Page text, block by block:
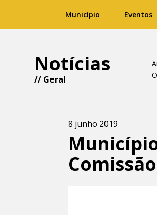
Município Eventos
Notícias
// Geral
8 junho 2019